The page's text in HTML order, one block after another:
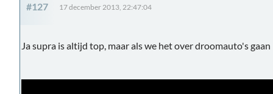
#127 17 december 2013, 22:47:04
Ja supra is altijd top, maar als we het over droomauto's